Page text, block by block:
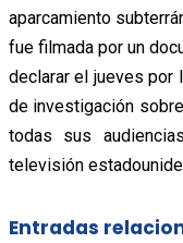
aparcamiento
fue filmada por un
declarar el jueves por
de investigación
todas sus
televisión
Entradas